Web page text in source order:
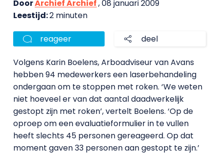
DoorArchief Archief, 08 januari 2009
Leestijd:2 minuten
reageer deel
Volgens Karin Boelens, Arboadviseur van Avans
hebben 94 medewerkers een laserbehandeling
ondergaan om te stoppen met roken. ‘We weten
niet hoeveel er van dat aantal daadwerkelijk
gestopt zijn met roken’, vertelt Boelens. ‘Op de
oproep om een evaluatieformulier in te vullen
heeft slechts 45 personen gereageerd. Op dat
moment gaven 33 personen aan gestopt te zijn.’